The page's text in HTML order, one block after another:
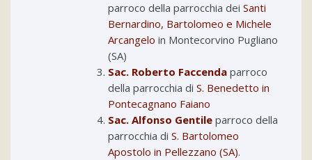
parroco della parrocchia dei Santi
Bernardino, Bartolomeo e Michele
Arcangelo in Montecorvino Pugliano
(SA)
Sac. Roberto Faccenda parroco
della parrocchia di S. Benedetto in
Pontecagnano Faiano
Sac. Alfonso Gentile parroco della
parrocchia di S. Bartolomeo
Apostolo in Pellezzano (SA).